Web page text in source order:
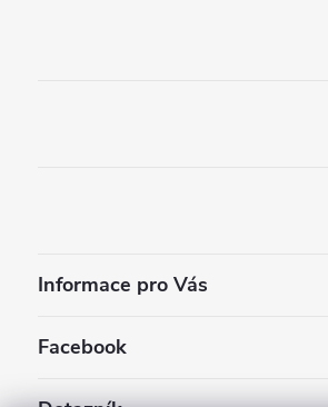
Informace pro Vás
Facebook